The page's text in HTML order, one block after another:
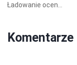
Ładowanie ocen...
Komentarze